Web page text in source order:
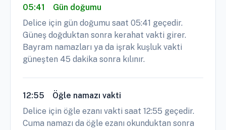
05:41
Gün doğumu
Delice için gün doğumu saat 05:41 geçedir.
Güneş doğduktan sonra kerahat vakti girer.
Bayram namazları ya da işrak kuşluk vakti
güneşten 45 dakika sonra kılınır.
12:55
Öğle namazı vakti
Delice için öğle ezanı vakti saat 12:55 geçedir.
Cuma namazı da öğle ezanı okunduktan sonra